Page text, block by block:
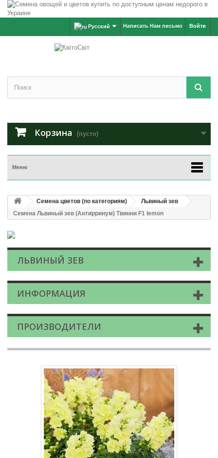
Войти
Написать Нам письмо
Русский
Корзина (пусто)
Меню
Семена цветов (по категориям)
Львиный зев
Семена Львиный зев (Антирринум) Твинни F1 lemon
ЛЬВИНЫЙ ЗЕВ
ИНФОРМАЦИЯ
ПРОИЗВОДИТЕЛИ